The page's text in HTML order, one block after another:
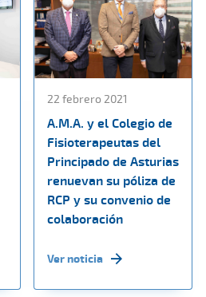
22 febrero 2021
A.M.A. y el Colegio de
Fisioterapeutas del
Principado de Asturias
renuevan su póliza de
RCP y su convenio de
colaboración
Ver noticia